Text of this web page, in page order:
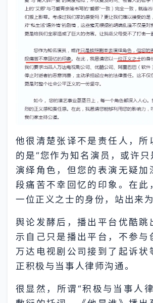
他很清楚张译不是责任人，所
的是“您作为知名演员，或许只
演绎角色，但您的表演无疑加
段痛苦不幸回忆的印象。在此
一位正义之士的身份，站出来
舆论发酵后，播出平台优酷跳
示自己只是播出平台，不参与
万达电视剧公司接到了起诉状
正积极与当事人律师沟通。
很显然，所谓“积极与当事人